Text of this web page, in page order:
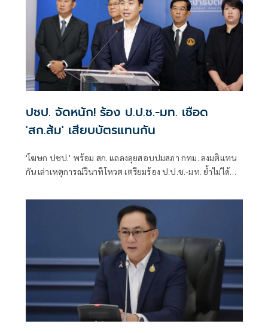
ปชป. จัดหนัก! ร้อง ป.ป.ช.-มท. เชือด
'สก.ส้ม' เสียบบัตรแทนกัน
'โฆษก ปชป.' พร้อม สก. แถลงลุยสอบปมสภา กทม. ลงมติแทน
กัน เล่าเหตุการณ์วินาทีโหวต เตรียมร้อง ป.ป.ช.-มท. ย้ำไม่ได้